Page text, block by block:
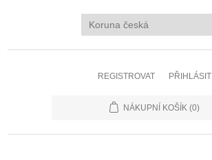
REGISTROVAT PŘIHLÁSIT
NÁKUPNÍ KOŠÍK (0)